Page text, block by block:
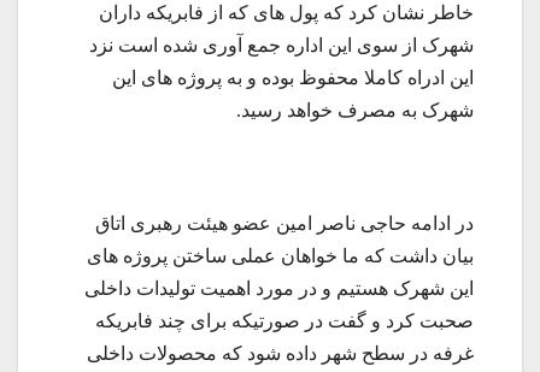
خاطر نشان کرد که پول های که از فابریکه داران
شهرک از سوی این اداره جمع آوری شده است نزد
این ادراه کاملا محفوظ بوده و به پروژه های این
شهرک به مصرف خواهد رسید.
در ادامه حاجی ناصر امین عضو هیئت رهبری اتاق
بیان داشت که ما خواهان عملی ساختن پروژه های
این شهرک هستیم و در مورد اهمیت تولیدات داخلی
صحبت کرد و گفت در صورتیکه برای چند فابریکه
غرفه در سطح شهر داده شود که محصولات داخلی